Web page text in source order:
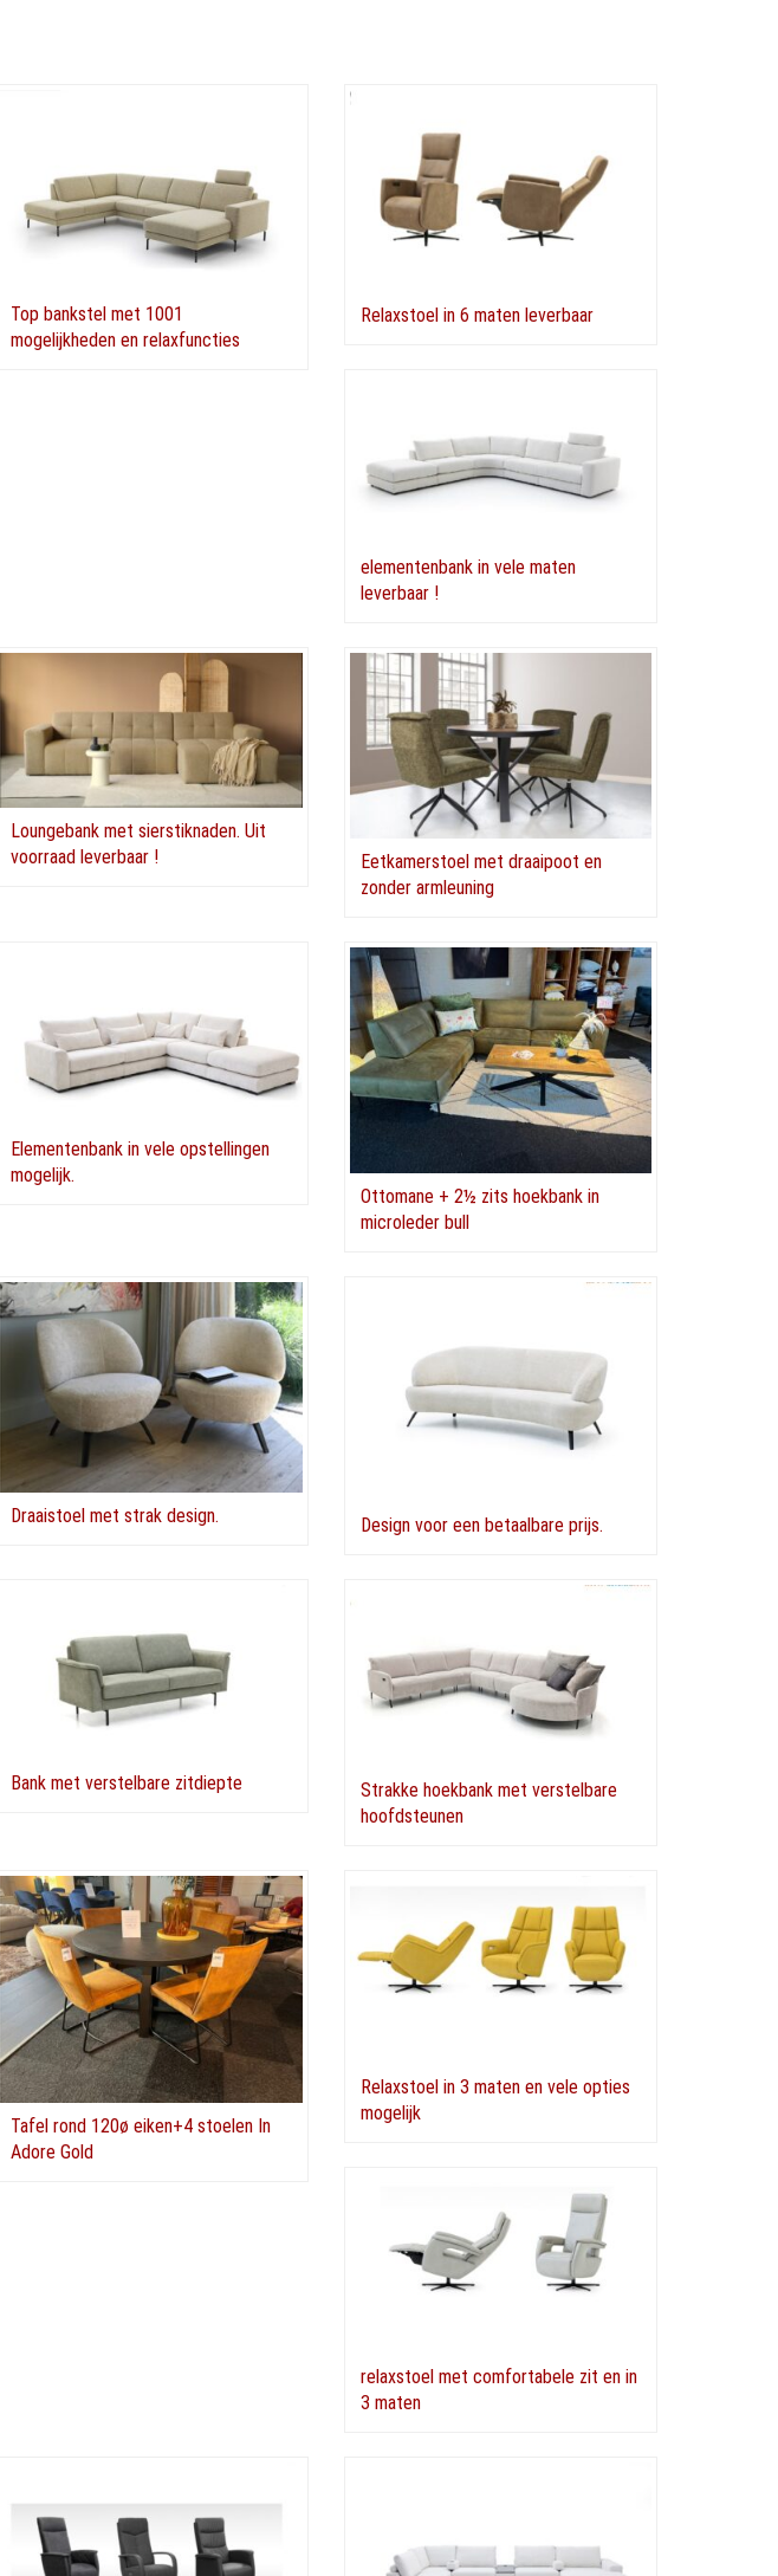
Top bankstel met 1001
mogelijkheden en relaxfuncties
Relaxstoel in 6 maten leverbaar
elementenbank in vele maten
leverbaar !
Loungebank met sierstiknaden. Uit
voorraad leverbaar !
Eetkamerstoel met draaipoot en
zonder armleuning
Elementenbank in vele opstellingen
mogelijk.
Ottomane + 2½ zits hoekbank in
microleder bull
Draaistoel met strak design. Design voor een betaalbare prijs.
Bank met verstelbare zitdiepte
Strakke hoekbank met verstelbare
hoofdsteunen
Tafel rond 120ø eiken+4 stoelen In
Adore Gold
Relaxstoel in 3 maten en vele opties
mogelijk
relaxstoel met comfortabele zit en in
3 maten